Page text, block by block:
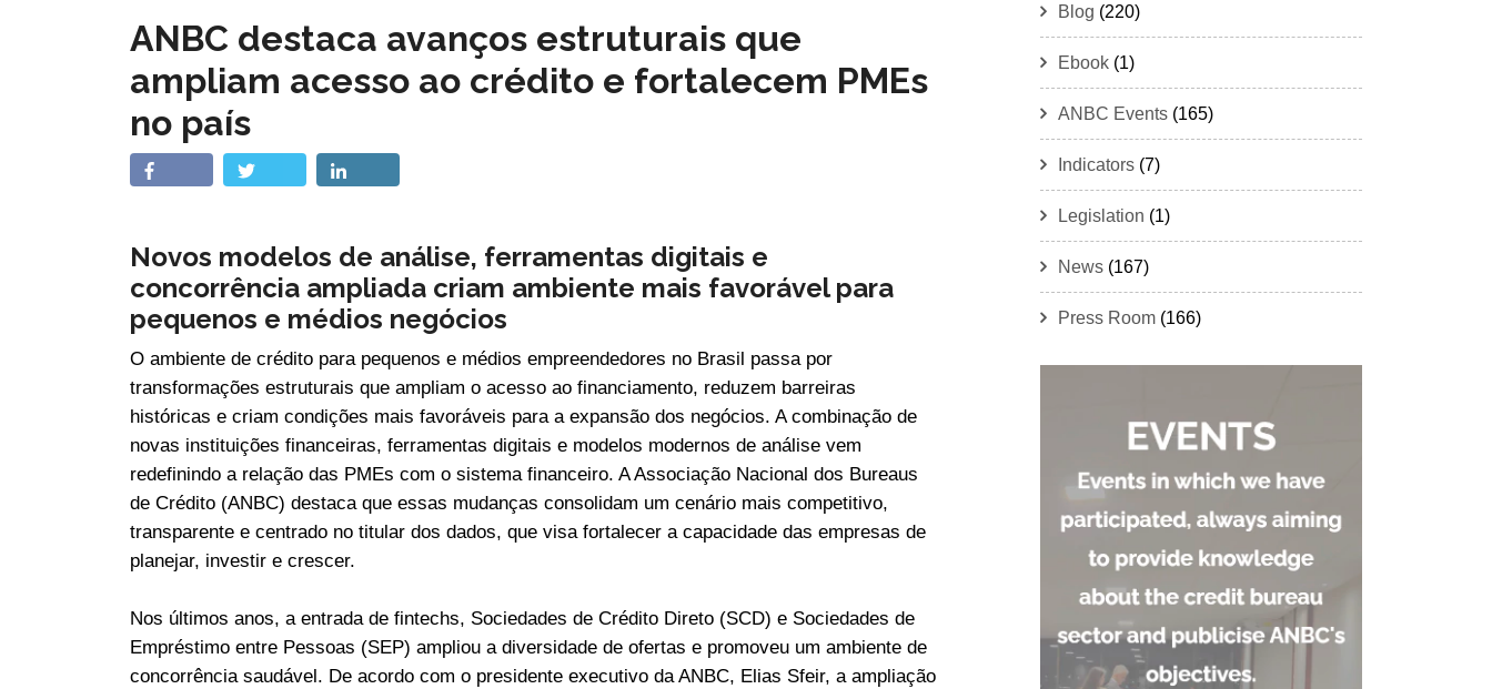
ANBC destaca avanços estruturais que
ampliam acesso ao crédito e fortalecem PMEs
no país
Novos modelos de análise, ferramentas digitais e
concorrência ampliada criam ambiente mais favorável para
pequenos e médios negócios
O ambiente de crédito para pequenos e médios empreendedores no Brasil passa por
transformações estruturais que ampliam o acesso ao financiamento, reduzem barreiras
históricas e criam condições mais favoráveis para a expansão dos negócios. A combinação de
novas instituições financeiras, ferramentas digitais e modelos modernos de análise vem
redefinindo a relação das PMEs com o sistema financeiro. A Associação Nacional dos Bureaus
de Crédito (ANBC) destaca que essas mudanças consolidam um cenário mais competitivo,
transparente e centrado no titular dos dados, que visa fortalecer a capacidade das empresas de
planejar, investir e crescer.
Nos últimos anos, a entrada de fintechs, Sociedades de Crédito Direto (SCD) e Sociedades de
Empréstimo entre Pessoas (SEP) ampliou a diversidade de ofertas e promoveu um ambiente de
concorrência saudável. De acordo com o presidente executivo da ANBC, Elias Sfeir, a ampliação
Blog (220)
Ebook (1)
ANBC Events (165)
Indicators (7)
Legislation (1)
News (167)
Press Room (166)